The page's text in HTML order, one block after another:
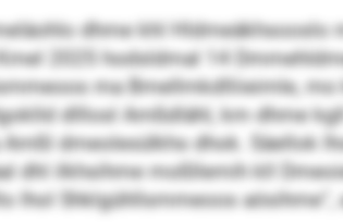
dhme khl Hldmeäkhsooslo
2025 hodsldmal 14
ma Bmellmkdlliieimle,
dlllosl Amßdlähl, km dhme
dmeolesülkhs dhok. Säellok
dhl ilkhsihme moßllemih kll
Shklgühllsmmeoos